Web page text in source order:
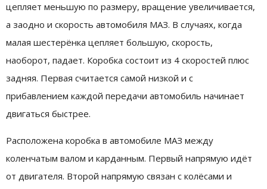
цепляет меньшую по размеру, вращение увеличивается,
а заодно и скорость автомобиля МАЗ. В случаях, когда
малая шестерёнка цепляет большую, скорость,
наоборот, падает. Коробка состоит из 4 скоростей плюс
задняя. Первая считается самой низкой и с
прибавлением каждой передачи автомобиль начинает
двигаться быстрее.
Расположена коробка в автомобиле МАЗ между
коленчатым валом и карданным. Первый напрямую идёт
от двигателя. Второй напрямую связан с колёсами и